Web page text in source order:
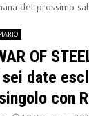
del prossimo
OF
sei date
con